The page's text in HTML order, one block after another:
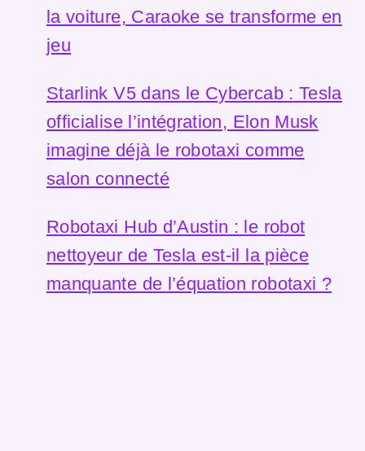
la voiture, Caraoke se transforme en
jeu
Starlink V5 dans le Cybercab : Tesla
officialise l’intégration, Elon Musk
imagine déjà le robotaxi comme
salon connecté
Robotaxi Hub d’Austin : le robot
nettoyeur de Tesla est-il la pièce
manquante de l’équation robotaxi ?